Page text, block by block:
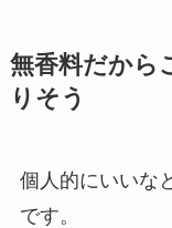
無香料だから
りそう
個人的にいいな
です。